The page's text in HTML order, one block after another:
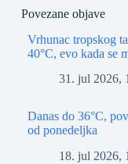
Povezane objave
Vrhunac tropskog
40°C, evo kada se
31. jul 2026,
Danas do 36°C,
od ponedeljka
18. jul 2026,